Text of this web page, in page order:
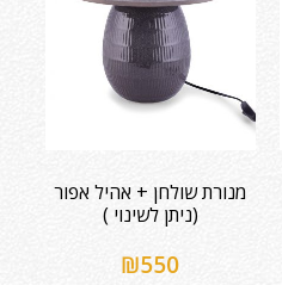
מנורת שולחן + אהיל אפור
(ניתן לשינוי )
₪550